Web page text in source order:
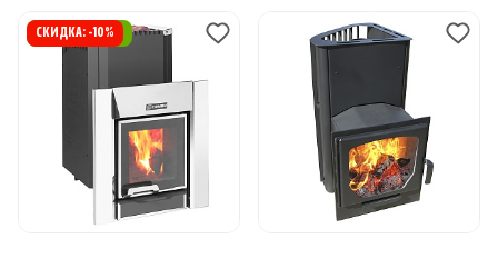
РЕКОМЕНДУЕМ
СКИДКА: -10%